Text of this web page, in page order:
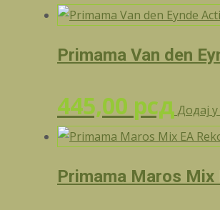
Primama Van den
445,00 рсд Додај
Primama Maros Mix